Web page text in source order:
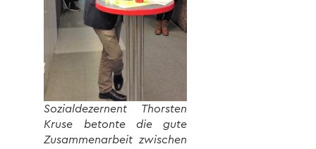
Sozialdezernent Thorsten
Kruse betonte die gute
Zusammenarbeit zwischen